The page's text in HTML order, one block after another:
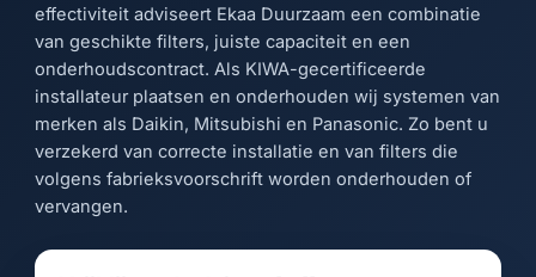
effectiviteit adviseert Ekaa Duurzaam een combinatie
van geschikte filters, juiste capaciteit en een
onderhoudscontract. Als KIWA-gecertificeerde
installateur plaatsen en onderhouden wij systemen van
merken als Daikin, Mitsubishi en Panasonic. Zo bent u
verzekerd van correcte installatie en van filters die
volgens fabrieksvoorschrift worden onderhouden of
vervangen.